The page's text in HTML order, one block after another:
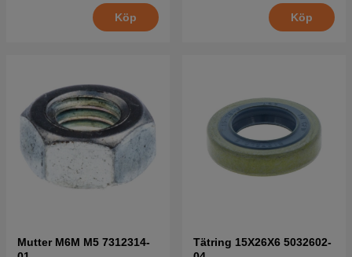
Köp Köp
Mutter M6M M5 7312314-
Tätring 15X26X6 5032602-